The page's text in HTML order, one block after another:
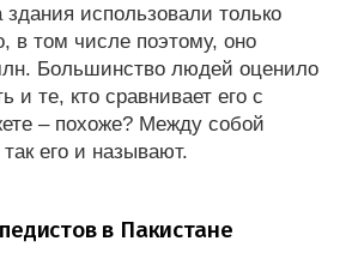
использовали только
в том числе поэтому, оно
Большинство людей оценило
и те, кто сравнивает его с
– похоже? Между собой
его и называют.
в Пакистане